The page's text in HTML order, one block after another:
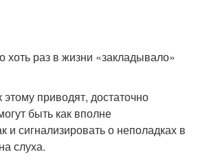
хоть раз в жизни «закладывало»
приводят, достаточно
быть как вполне
и сигнализировать о неполадках в
слуха.